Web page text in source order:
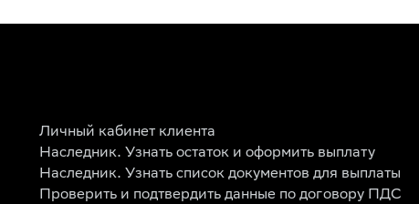
Личный кабинет клиента
Наследник. Узнать остаток и оформить выплату
Наследник. Узнать список документов для выплаты
Проверить и подтвердить данные по договору ПДС